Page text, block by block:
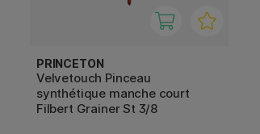
PRINCETON
Velvetouch Pinceau
synthétique manche court
Filbert Grainer St 3/8